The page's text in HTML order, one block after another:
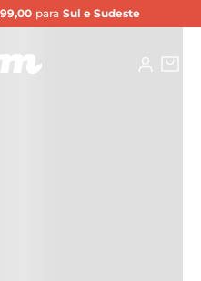
para Sul e Sudeste